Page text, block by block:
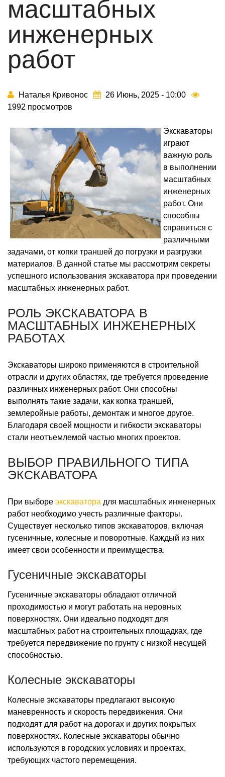
масштабных
инженерных
работ
Наталья Кривонос
26 Июнь, 2025 - 10:00
1992 просмотров
Экскаваторы
играют
важную роль
в выполнении
масштабных
инженерных
работ. Они
способны
справиться с
различными
задачами, от копки траншей до погрузки и разгрузки
материалов. В данной статье мы рассмотрим секреты
успешного использования экскаватора при проведении
масштабных инженерных работ.
РОЛЬ ЭКСКАВАТОРА В
МАСШТАБНЫХ ИНЖЕНЕРНЫХ
РАБОТАХ
Экскаваторы широко применяются в строительной
отрасли и других областях, где требуется проведение
различных инженерных работ. Они способны
выполнять такие задачи, как копка траншей,
землеройные работы, демонтаж и многое другое.
Благодаря своей мощности и гибкости экскаваторы
стали неотъемлемой частью многих проектов.
ВЫБОР ПРАВИЛЬНОГО ТИПА
ЭКСКАВАТОРА
При выборе экскаватора для масштабных инженерных
работ необходимо учесть различные факторы.
Существует несколько типов экскаваторов, включая
гусеничные, колесные и поворотные. Каждый из них
имеет свои особенности и преимущества.
Гусеничные экскаваторы
Гусеничные экскаваторы обладают отличной
проходимостью и могут работать на неровных
поверхностях. Они идеально подходят для
масштабных работ на строительных площадках, где
требуется передвижение по грунту с низкой несущей
способностью.
Колесные экскаваторы
Колесные экскаваторы предлагают высокую
маневренность и скорость передвижения. Они
подходят для работ на дорогах и других покрытых
поверхностях. Колесные экскаваторы обычно
используются в городских условиях и проектах,
требующих частого перемещения.